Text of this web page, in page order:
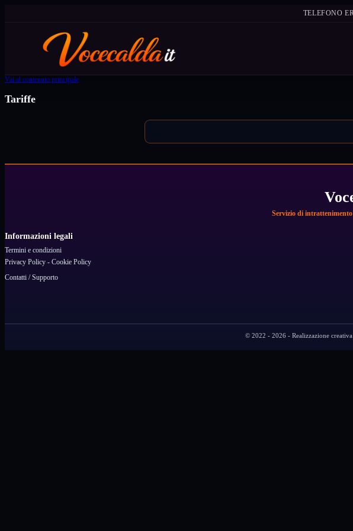
TELEFONO
Vai al contenuto principale
Tariffe
Servizio di
Informazioni legali
Termini e condizioni
Privacy Policy - Cookie Policy
Contatti / Supporto
© 2022 - 2026 - Realizzazione